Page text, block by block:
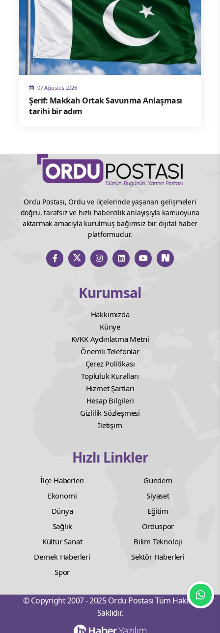
07 Ağustos 2026
Şerif: Makkah Ortak Savunma Anlaşması
tarihi bir adım
Ordu Postası, Ordu ve ilçelerinde yaşanan gelişmeleri
doğru, tarafsız ve hızlı habercilik anlayışıyla kamuoyuna
aktarmak amacıyla kurulmuş bağımsız bir dijital haber
platformudur.
Kurumsal
Hakkımızda
Künye
KVKK Aydınlatma Metni
Önemli Telefonlar
Çerez Politikası
Topluluk Kuralları
Hizmet Şartları
Hesap Bilgileri
Gizlilik Sözleşmesi
İletişim
Hızlı Linkler
İlçe Haberleri
Gündem
Ekonomi
Siyaset
Dünya
Eğitim
Sağlık
Orduspor
Kültür Sanat
Bilim Teknoloji
Dernek Haberleri
Sektör Haberleri
Spor
© Copyright 2007 - 2025 Ordu Postası Tüm Hakları
Saklıdır.